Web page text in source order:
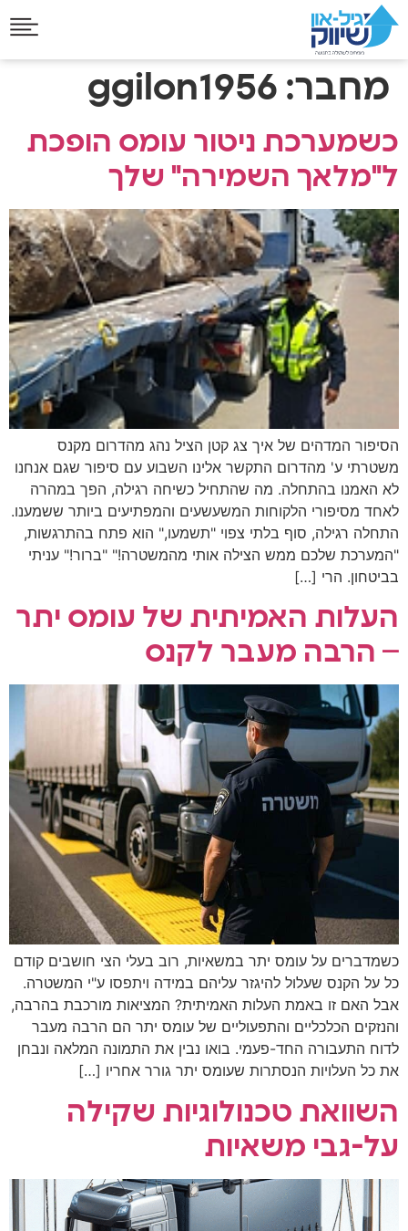
מחבר: ggilon1956
כשמערכת ניטור עומס הופכת
ל"מלאך השמירה" שלך
הסיפור המדהים של איך צג קטן הציל נהג מהדרום מקנס
משטרתי ע' מהדרום התקשר אלינו השבוע עם סיפור שגם אנחנו
לא האמנו בהתחלה. מה שהתחיל כשיחה רגילה, הפך במהרה
לאחד מסיפורי הלקוחות המשעשעים והמפתיעים ביותר ששמענו.
התחלה רגילה, סוף בלתי צפוי "תשמעו," הוא פתח בהתרגשות,
"המערכת שלכם ממש הצילה אותי מהמשטרה!" "ברור!" עניתי
בביטחון. הרי […]
העלות האמיתית של עומס יתר
– הרבה מעבר לקנס
כשמדברים על עומס יתר במשאיות, רוב בעלי הצי חושבים קודם
כל על הקנס שעלול להיגזר עליהם במידה ויתפסו ע"י המשטרה.
אבל האם זו באמת העלות האמיתית? המציאות מורכבת בהרבה,
והנזקים הכלכליים והתפעוליים של עומס יתר הם הרבה מעבר
לדוח התעבורה החד-פעמי. בואו נבין את התמונה המלאה ונבחן
את כל העלויות הנסתרות שעומס יתר גורר אחריו […]
השוואת טכנולוגיות שקילה
על-גבי משאיות